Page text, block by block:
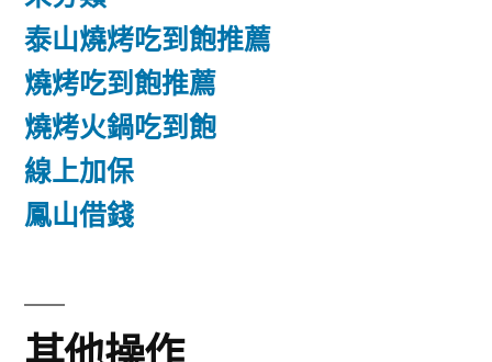
泰山燒烤吃到飽推薦
燒烤吃到飽推薦
燒烤火鍋吃到飽
線上加保
鳳山借錢